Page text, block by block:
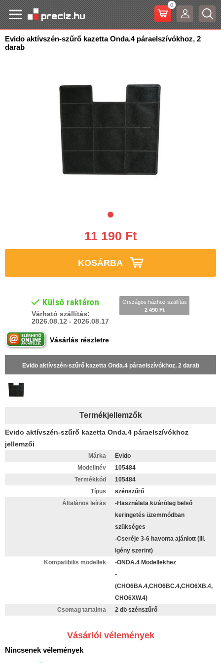
0
Evido aktívszén-szűrő kazetta Onda.4 páraelszívókhoz, 2
darab
11 190 Ft
KOSÁRBA
Külső raktáron
Várható szállítás:
2026.08.12 - 2026.08.17
Országos házhoz szállítás
2 490 Ft
Vásárlás részletre
Evido aktívszén-szűrő kazetta Onda.4 páraelszívókhoz, 2 darab
Termékjellemzők
Evido aktívszén-szűrő kazetta Onda.4 páraelszívókhoz
jellemzői
Márka
Evido
Modellnév
105484
Termékkód
105484
Típus
szénszűrő
Általános leírás
-Használata kizárólag belső
keringetés üzemmódban
szükséges
-Cseréje 3-6 havonta ajánlott (ill.
igény szerint)
Kompatibilis modellek
-ONDA.4 Modellekhez
-
(CHO6BA.4,CHO6BC.4,CHO6XB.4,
CHO6XW.4)
Csomag tartalma
2 db szénszűrő
Vásárlói vélemények
Nincsenek vélemények